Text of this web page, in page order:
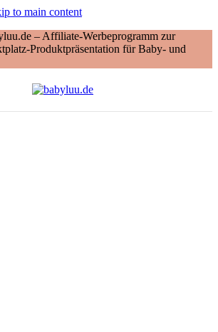
to main content
– Affiliate-Werbeprogramm zur
Produktpräsentation für Baby- und